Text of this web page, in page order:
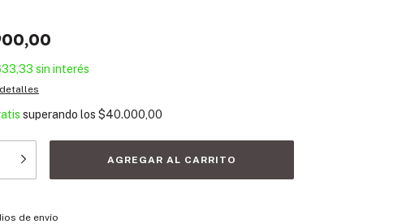
sin interés
superando los $40.000,00
el CP:
de envío